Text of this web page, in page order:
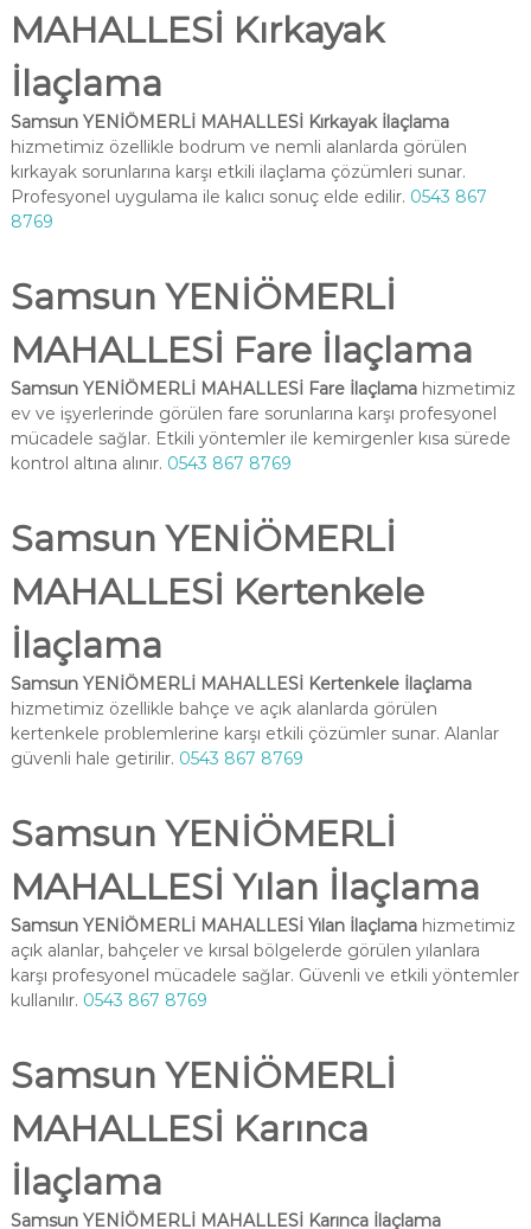
MAHALLESİ Kırkayak
İlaçlama
Samsun YENİÖMERLİ MAHALLESİ Kırkayak İlaçlama
hizmetimiz özellikle bodrum ve nemli alanlarda görülen
kırkayak sorunlarına karşı etkili ilaçlama çözümleri sunar.
Profesyonel uygulama ile kalıcı sonuç elde edilir. 0543 867
8769
Samsun YENİÖMERLİ
MAHALLESİ Fare İlaçlama
Samsun YENİÖMERLİ MAHALLESİ Fare İlaçlamahizmetimiz
ev ve işyerlerinde görülen fare sorunlarına karşı profesyonel
mücadele sağlar. Etkili yöntemler ile kemirgenler kısa sürede
kontrol altına alınır. 0543 867 8769
Samsun YENİÖMERLİ
MAHALLESİ Kertenkele
İlaçlama
Samsun YENİÖMERLİ MAHALLESİ Kertenkele İlaçlama
hizmetimiz özellikle bahçe ve açık alanlarda görülen
kertenkele problemlerine karşı etkili çözümler sunar. Alanlar
güvenli hale getirilir. 0543 867 8769
Samsun YENİÖMERLİ
MAHALLESİ Yılan İlaçlama
Samsun YENİÖMERLİ MAHALLESİ Yılan İlaçlamahizmetimiz
açık alanlar, bahçeler ve kırsal bölgelerde görülen yılanlara
karşı profesyonel mücadele sağlar. Güvenli ve etkili yöntemler
kullanılır. 0543 867 8769
Samsun YENİÖMERLİ
MAHALLESİ Karınca
İlaçlama
Samsun YENİÖMERLİ MAHALLESİ Karınca İlaçlama